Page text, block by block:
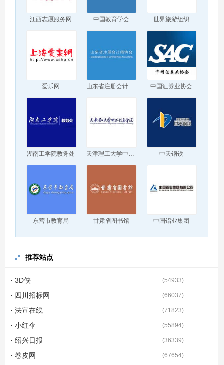
江西志愿服务网 中国教育学会 世界旅游组织
爱乐网 山东省注册会计师协会 中国证券业协会
湖南工学院教务处 中天钢铁
东营市教育局 甘肃省图书馆 中国铝业集团
推荐站点
· 3D侠 (54933)
· 四川招标网 (66037)
· 法宣在线 (71823)
· 小红伞 (55894)
· 绍兴日报 (36339)
· 卷皮网 (67654)